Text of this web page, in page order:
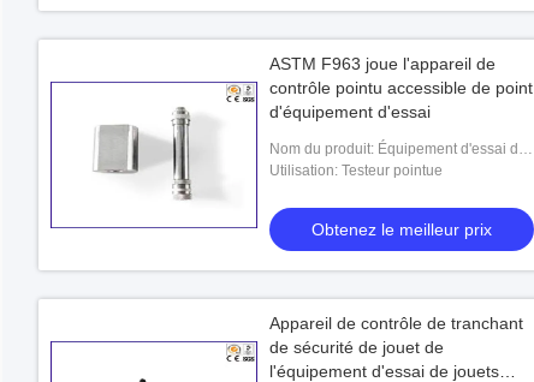
ASTM F963 joue l'appareil de
contrôle pointu accessible de point
d'équipement d'essai
Nom du produit: Équipement d'essai de
jouets
Utilisation: Testeur pointue
Obtenez le meilleur prix
Appareil de contrôle de tranchant
de sécurité de jouet de
l'équipement d'essai de jouets